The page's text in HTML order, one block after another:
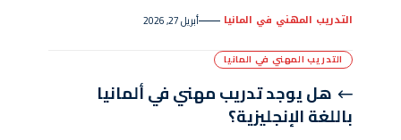
التدريب المهني في المانيا أبريل 27, 2026
التدريب المهني في المانيا
هل يوجد تدريب مهني في ألمانيا
باللغة الإنجليزية؟